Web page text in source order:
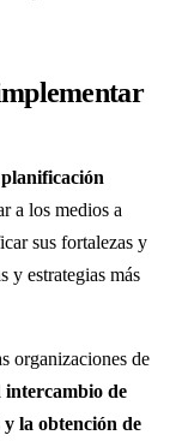
a los medios a
sus fortalezas y
y estrategias más
organizaciones de
intercambio de
y la obtención de